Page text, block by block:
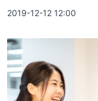
2019-12-12 12:00